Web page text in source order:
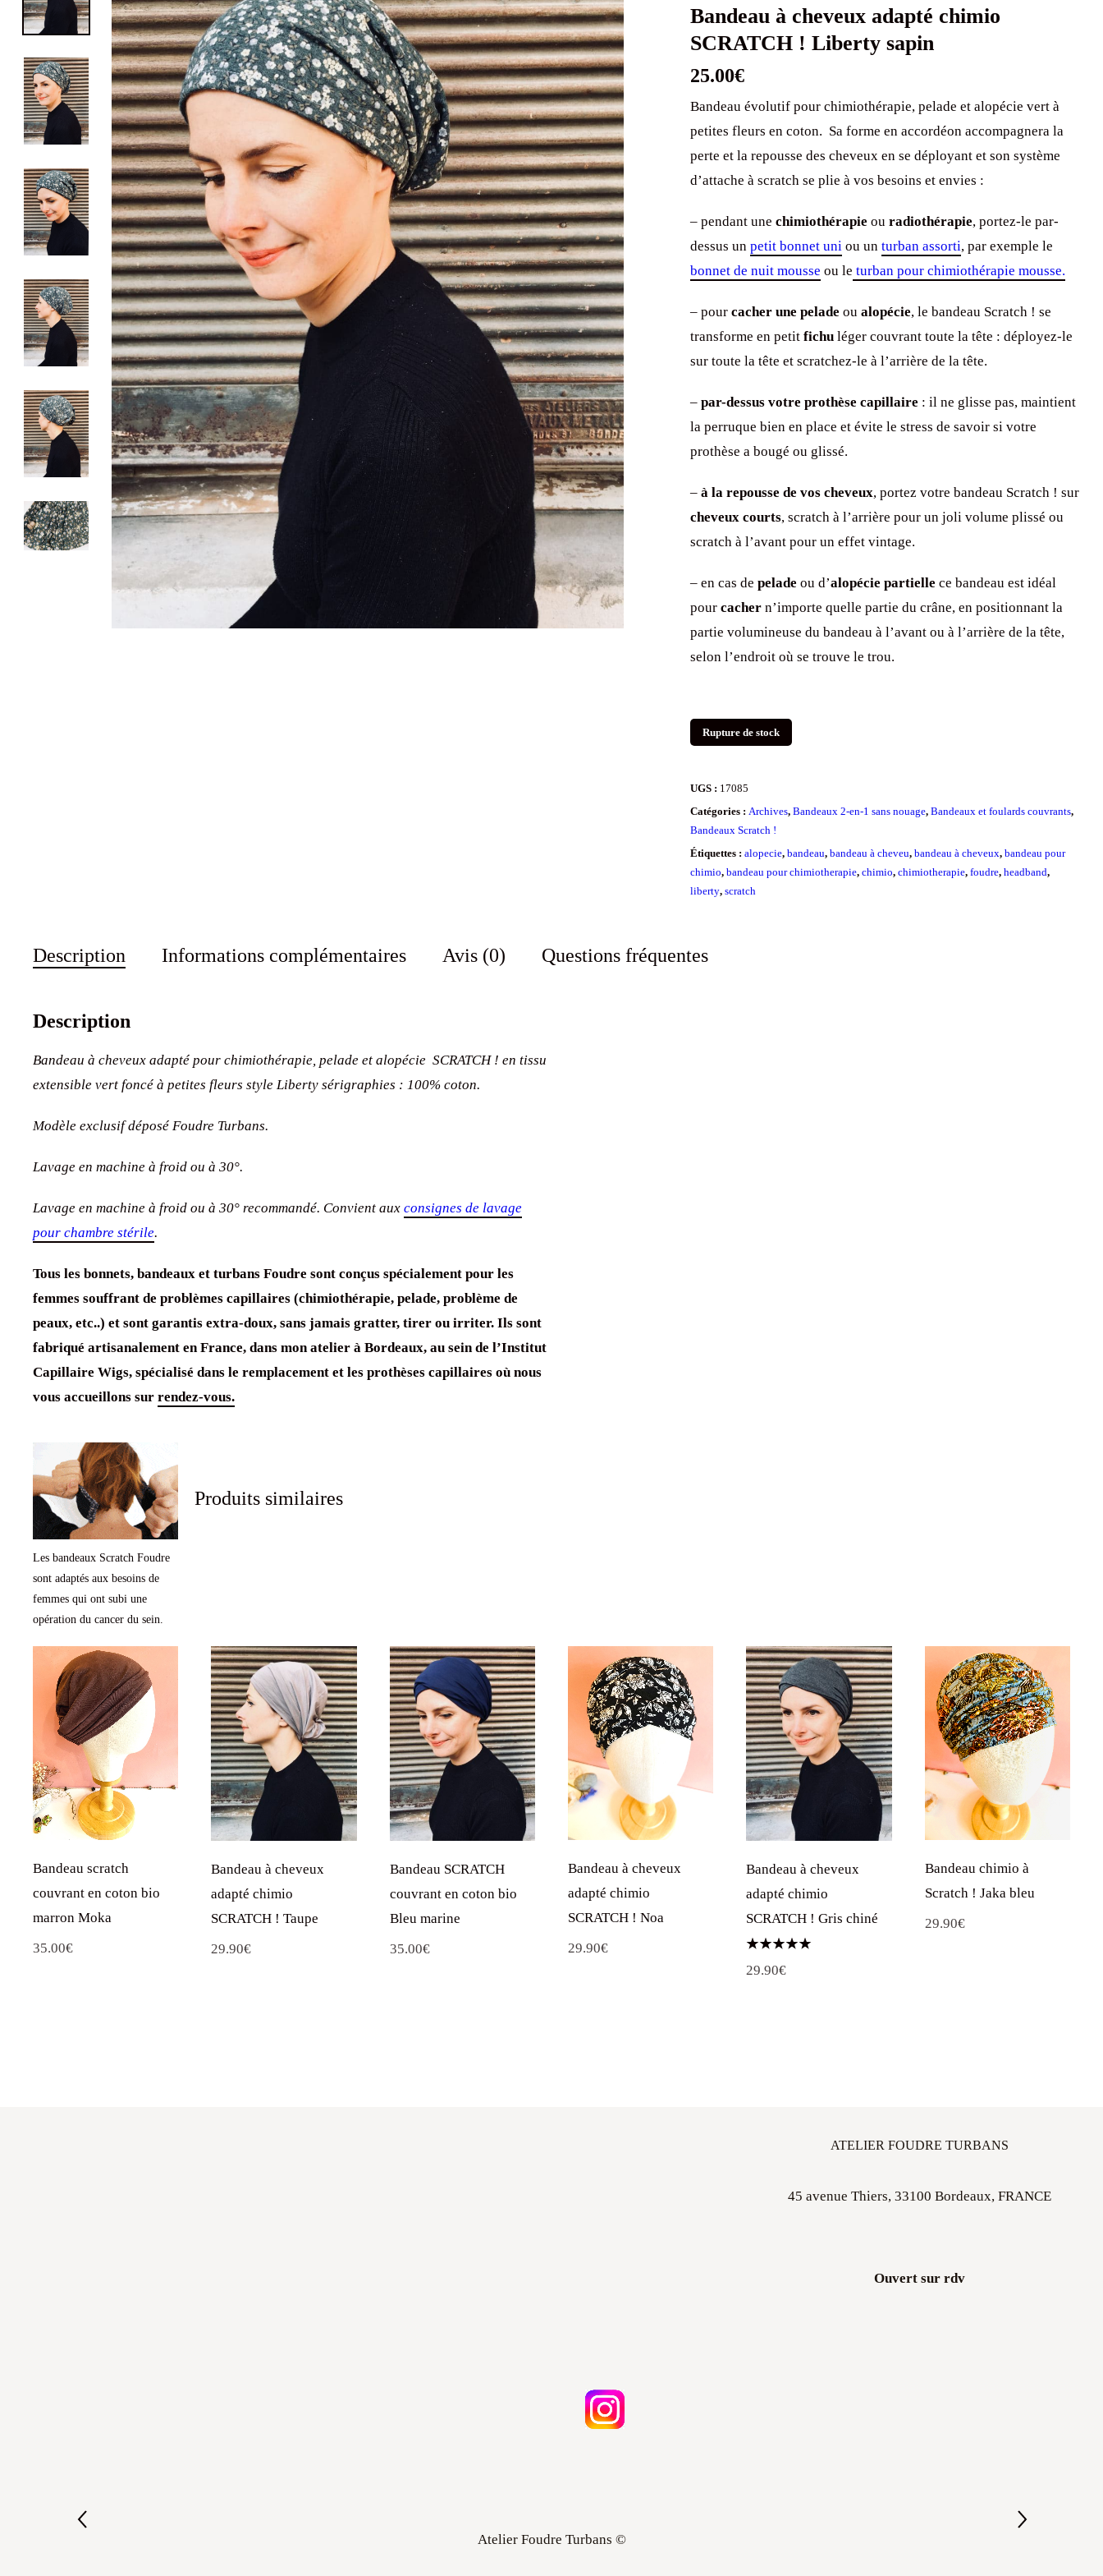
Bandeau à cheveux adapté chimio
SCRATCH ! Liberty sapin
25.00€
Bandeau évolutif pour chimiothérapie, pelade et alopécie vert à
petites fleurs en coton. Sa forme en accordéon accompagnera la
perte et la repousse des cheveux en se déployant et son système
d’attache à scratch se plie à vos besoins et envies :
– pendant une chimiothérapie ouradiothérapie, portez-le par-
dessus unpetit bonnet uni ou unturban assorti, par exemple le
bonnet de nuit mousse ou le turban pour chimiothérapie mousse.
– pour cacher une pelade oualopécie, le bandeau Scratch ! se
transforme en petitfichu léger couvrant toute la tête : déployez-le
sur toute la tête et scratchez-le à l’arrière de la tête.
–par-dessus votre prothèse capillaire : il ne glisse pas, maintient
la perruque bien en place et évite le stress de savoir si votre
prothèse a bougé ou glissé.
–à la repousse de vos cheveux, portez votre bandeau Scratch ! sur
cheveux courts, scratch à l’arrière pour un joli volume plissé ou
scratch à l’avant pour un effet vintage.
– en cas depelade ou d’alopécie partielle ce bandeau est idéal
pourcacher n’importe quelle partie du crâne, en positionnant la
partie volumineuse du bandeau à l’avant ou à l’arrière de la tête,
selon l’endroit où se trouve le trou.
Rupture de stock
UGS : 17085
Catégories :Archives,Bandeaux 2-en-1 sans nouage,Bandeaux et foulards couvrants,
Bandeaux Scratch !
Étiquettes :alopecie,bandeau,bandeau à cheveu,bandeau à cheveux,bandeau pour
chimio,bandeau pour chimiotherapie,chimio,chimiotherapie,foudre,headband,
liberty,scratch
Description Informations complémentaires Avis (0) Questions fréquentes
Description
Bandeau à cheveux adapté pour chimiothérapie, pelade et alopécie SCRATCH ! en tissu
extensible vert foncé à petites fleurs style Liberty sérigraphies : 100% coton.
Modèle exclusif déposé Foudre Turbans.
Lavage en machine à froid ou à 30°.
Lavage en machine à froid ou à 30° recommandé. Convient aux consignes de lavage
pour chambre stérile.
Tous les bonnets, bandeaux et turbans Foudre sont conçus spécialement pour les
femmes souffrant de problèmes capillaires (chimiothérapie, pelade, problème de
peaux, etc..) et sont garantis extra-doux, sans jamais gratter, tirer ou irriter. Ils sont
fabriqué artisanalement en France, dans mon atelier à Bordeaux, au sein de l’Institut
Capillaire Wigs, spécialisé dans le remplacement et les prothèses capillaires où nous
vous accueillons sur rendez-vous.
Les bandeaux Scratch Foudre
sont adaptés aux besoins de
femmes qui ont subi une
opération du cancer du sein.
Produits similaires
Bandeau scratch
couvrant en coton bio
marron Moka
35.00€
Bandeau à cheveux
adapté chimio
SCRATCH ! Taupe
29.90€
Bandeau SCRATCH
couvrant en coton bio
Bleu marine
35.00€
Bandeau à cheveux
adapté chimio
SCRATCH ! Noa
29.90€
Bandeau à cheveux
adapté chimio
SCRATCH ! Gris chiné
5.00
29.90€
Bandeau chimio à
Scratch ! Jaka bleu
29.90€
ATELIER FOUDRE TURBANS
45 avenue Thiers, 33100 Bordeaux, FRANCE
Ouvert sur rdv
Atelier Foudre Turbans ©